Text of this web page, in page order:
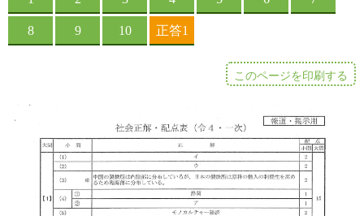
このページを印刷する